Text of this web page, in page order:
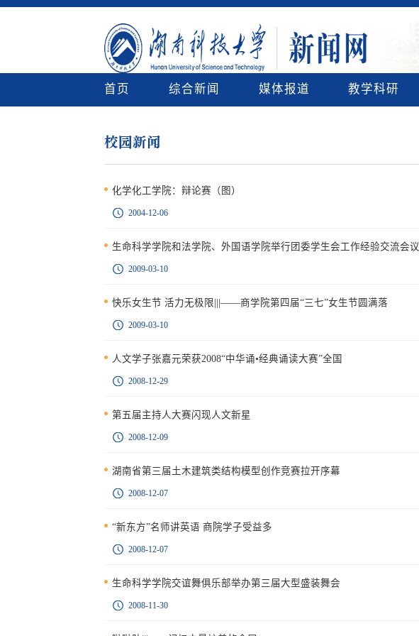
首页 综合新闻 媒体报道 教学科研
校园新闻
化学化工学院：辩论赛（图）
2004-12-06
生命科学学院和法学院、外国语学院举行团委学生会工作经验交流会议
2009-03-10
快乐女生节 活力无极限|||——商学院第四届“三七”女生节圆满落
2009-03-10
人文学子张嘉元荣获2008“中华诵•经典诵读大赛”全国
2008-12-29
第五届主持人大赛闪现人文新星
2008-12-09
湖南省第三届土木建筑类结构模型创作竞赛拉开序幕
2008-12-07
“新东方”名师讲英语 商院学子受益多
2008-12-07
生命科学学院交谊舞俱乐部举办第三届大型盛装舞会
2008-11-30